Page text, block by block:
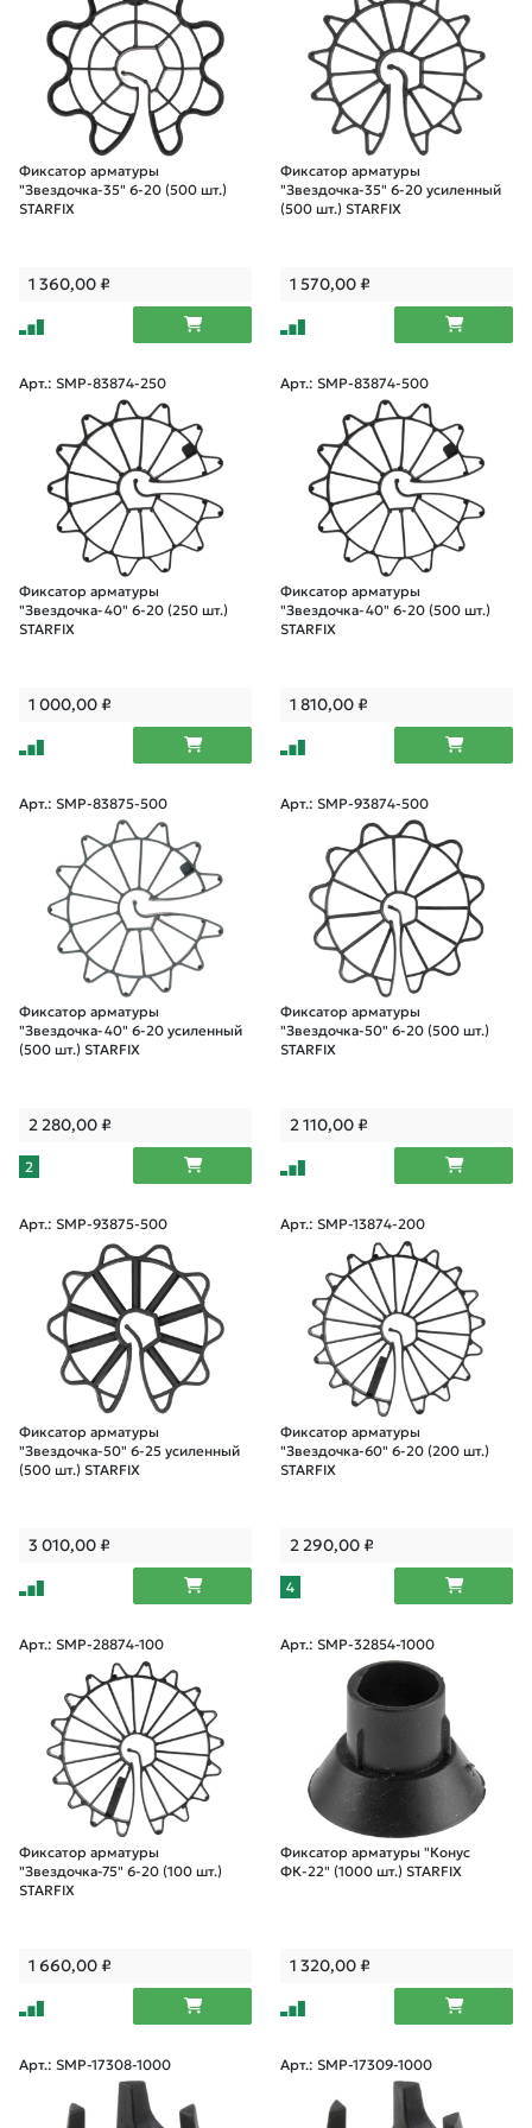
Фиксатор арматуры
"Звездочка-35" 6-20 (500 шт.)
STARFIX
1 360,00₽
Фиксатор арматуры
"Звездочка-35" 6-20 усиленный
(500 шт.) STARFIX
1 570,00₽
Арт.: SMP-83874-250
Фиксатор арматуры
"Звездочка-40" 6-20 (250 шт.)
STARFIX
1 000,00₽
Арт.: SMP-83874-500
Фиксатор арматуры
"Звездочка-40" 6-20 (500 шт.)
STARFIX
1 810,00₽
Арт.: SMP-83875-500
Фиксатор арматуры
"Звездочка-40" 6-20 усиленный
(500 шт.) STARFIX
2 280,00₽
2
Арт.: SMP-93874-500
Фиксатор арматуры
"Звездочка-50" 6-20 (500 шт.)
STARFIX
2 110,00₽
Арт.: SMP-93875-500
Фиксатор арматуры
"Звездочка-50" 6-25 усиленный
(500 шт.) STARFIX
3 010,00₽
Арт.: SMP-13874-200
Фиксатор арматуры
"Звездочка-60" 6-20 (200 шт.)
STARFIX
2 290,00₽
4
Арт.: SMP-28874-100
Фиксатор арматуры
"Звездочка-75" 6-20 (100 шт.)
STARFIX
1 660,00₽
Арт.: SMP-32854-1000
Фиксатор арматуры "Конус
ФК-22" (1000 шт.) STARFIX
1 320,00₽
Арт.: SMP-17308-1000 Арт.: SMP-17309-1000